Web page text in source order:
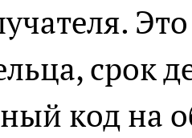
срок
код на